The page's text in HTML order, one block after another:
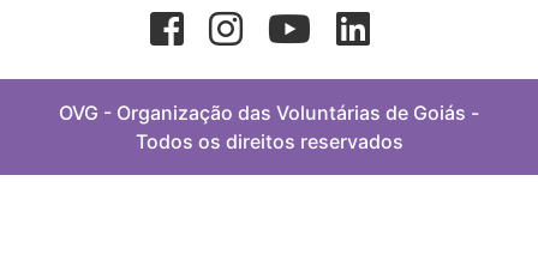
OVG - Organização das Voluntárias de Goiás -
Todos os direitos reservados